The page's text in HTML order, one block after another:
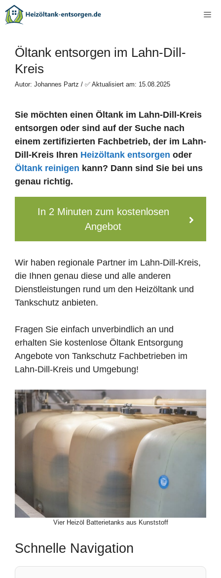
Zum
Inhalt
Öltank entsorgen im Lahn-Dill-
Kreis
Autor: Johannes Partz / ✅ Aktualisiert am: 15.08.2025
Sie möchten einen Öltank im Lahn-Dill-Kreis
entsorgen oder sind auf der Suche nach
einem zertifizierten Fachbetrieb, der im Lahn-
Dill-Kreis Ihren Heizöltank entsorgen oder
Öltank reinigen kann? Dann sind Sie bei uns
genau richtig.
In 2 Minuten zum kostenlosen
Angebot
Wir haben regionale Partner im Lahn-Dill-Kreis,
die Ihnen genau diese und alle anderen
Dienstleistungen rund um den Heizöltank und
Tankschutz anbieten.
Fragen Sie einfach unverbindlich an und
erhalten Sie kostenlose Öltank Entsorgung
Angebote von Tankschutz Fachbetrieben im
Lahn-Dill-Kreis und Umgebung!
Vier Heizöl Batterietanks aus Kunststoff
Schnelle Navigation